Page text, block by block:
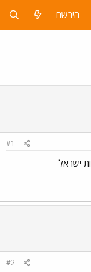
הירשם
#1
#2